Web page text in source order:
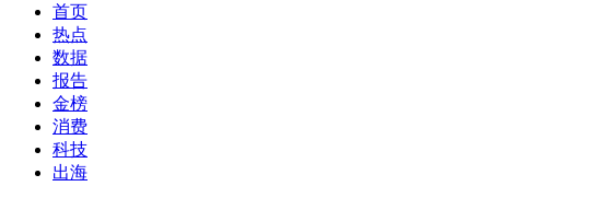
首页
热点
数据
报告
金榜
消费
科技
出海